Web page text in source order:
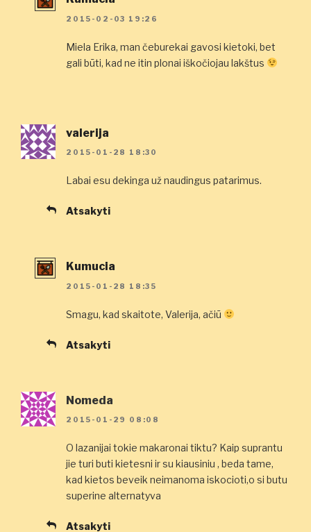
2015-02-03 19:26
Miela Erika, man čeburekai gavosi kietoki, bet
gali būti, kad ne itin plonai iškočiojau lakštus
valerija
2015-01-28 18:30
Labai esu dekinga už naudingus patarimus.
Atsakyti
Kumucia
2015-01-28 18:35
Smagu, kad skaitote, Valerija, ačiū
Atsakyti
Nomeda
2015-01-29 08:08
O lazanijai tokie makaronai tiktu? Kaip suprantu
jie turi buti kietesni ir su kiausiniu , beda tame,
kad kietos beveik neimanoma iskocioti,o si butu
superine alternatyva
Atsakyti